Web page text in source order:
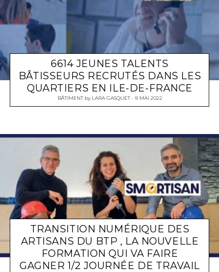
6614 JEUNES TALENTS
BÂTISSEURS RECRUTÉS DANS LES
QUARTIERS EN ILE-DE-FRANCE
BÂTIMENTby LARA GASQUET 9 MAI 2022
TRANSITION NUMÉRIQUE DES
ARTISANS DU BTP , LA NOUVELLE
FORMATION QUI VA FAIRE
GAGNER 1/2 JOURNÉE DE TRAVAIL